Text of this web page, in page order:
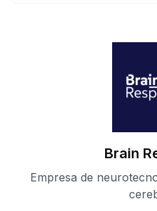
Brain
Empresa de